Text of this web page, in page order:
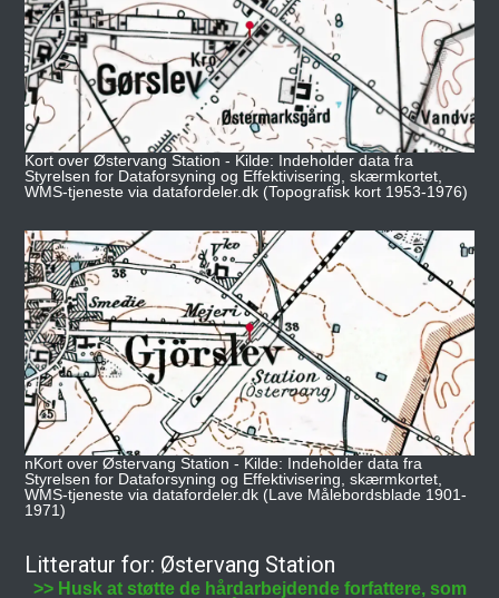
Kort over Østervang Station - Kilde: Indeholder data fra
Styrelsen for Dataforsyning og Effektivisering, skærmkortet,
WMS-tjeneste via datafordeler.dk (Topografisk kort 1953-1976)
nKort over Østervang Station - Kilde: Indeholder data fra
Styrelsen for Dataforsyning og Effektivisering, skærmkortet,
WMS-tjeneste via datafordeler.dk (Lave Målebordsblade 1901-
1971)
Litteratur for: Østervang Station
>> Husk at støtte de hårdarbejdende forfattere, som